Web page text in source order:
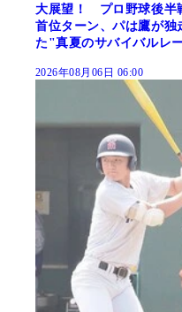
大展望！ プロ野球後半
首位ターン、パは鷹が
た"真夏のサバイバルレ
2026年08月06日 06:00